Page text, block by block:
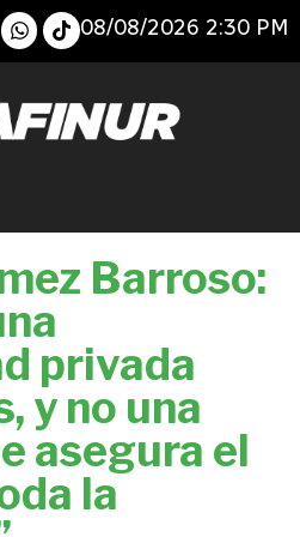
08/08/2026 2:30 PM
Barroso:
privada
y no una
asegura el
la